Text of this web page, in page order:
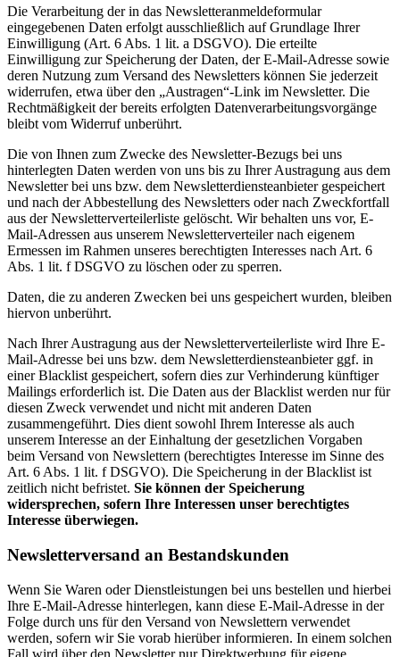
Die Verarbeitung der in das Newsletteranmeldeformular
eingegebenen Daten erfolgt ausschließlich auf Grundlage Ihrer
Einwilligung (Art. 6 Abs. 1 lit. a DSGVO). Die erteilte
Einwilligung zur Speicherung der Daten, der E-Mail-Adresse sowie
deren Nutzung zum Versand des Newsletters können Sie jederzeit
widerrufen, etwa über den „Austragen“-Link im Newsletter. Die
Rechtmäßigkeit der bereits erfolgten Datenverarbeitungsvorgänge
bleibt vom Widerruf unberührt.
Die von Ihnen zum Zwecke des Newsletter-Bezugs bei uns
hinterlegten Daten werden von uns bis zu Ihrer Austragung aus dem
Newsletter bei uns bzw. dem Newsletterdiensteanbieter gespeichert
und nach der Abbestellung des Newsletters oder nach Zweckfortfall
aus der Newsletterverteilerliste gelöscht. Wir behalten uns vor, E-
Mail-Adressen aus unserem Newsletterverteiler nach eigenem
Ermessen im Rahmen unseres berechtigten Interesses nach Art. 6
Abs. 1 lit. f DSGVO zu löschen oder zu sperren.
Daten, die zu anderen Zwecken bei uns gespeichert wurden, bleiben
hiervon unberührt.
Nach Ihrer Austragung aus der Newsletterverteilerliste wird Ihre E-
Mail-Adresse bei uns bzw. dem Newsletterdiensteanbieter ggf. in
einer Blacklist gespeichert, sofern dies zur Verhinderung künftiger
Mailings erforderlich ist. Die Daten aus der Blacklist werden nur für
diesen Zweck verwendet und nicht mit anderen Daten
zusammengeführt. Dies dient sowohl Ihrem Interesse als auch
unserem Interesse an der Einhaltung der gesetzlichen Vorgaben
beim Versand von Newslettern (berechtigtes Interesse im Sinne des
Art. 6 Abs. 1 lit. f DSGVO). Die Speicherung in der Blacklist ist
zeitlich nicht befristet. Sie können der Speicherung
widersprechen, sofern Ihre Interessen unser berechtigtes
Interesse überwiegen.
Newsletterversand an Bestandskunden
Wenn Sie Waren oder Dienstleistungen bei uns bestellen und hierbei
Ihre E-Mail-Adresse hinterlegen, kann diese E-Mail-Adresse in der
Folge durch uns für den Versand von Newslettern verwendet
werden, sofern wir Sie vorab hierüber informieren. In einem solchen
Fall wird über den Newsletter nur Direktwerbung für eigene